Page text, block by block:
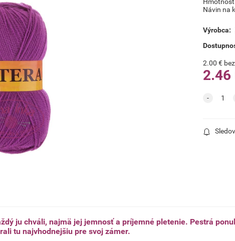
Návin na
Výrobca:
2.00 €
2.46
ju chváli, najmä jej jemnosť a príjemné pletenie. Pestrá
tu najvhodnejšiu pre svoj zámer.